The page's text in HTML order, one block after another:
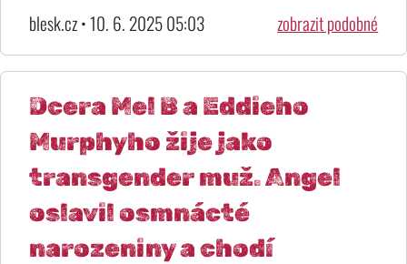
blesk.cz • 10. 6. 2025 05:03 zobrazit podobné
Dcera Mel B a Eddieho
Murphyho žije jako
transgender muž. Angel
oslavil osmnácté
narozeniny a chodí